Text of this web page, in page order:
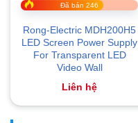
Đã bán 246
Rong-Electric MDH200H5
LED Screen Power Supply
For Transparent LED
Video Wall
Liên hệ